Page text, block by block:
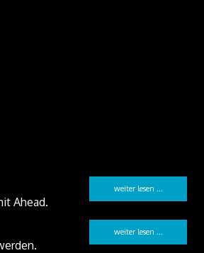
Ahead.
weiter lesen ...
weiter lesen ...